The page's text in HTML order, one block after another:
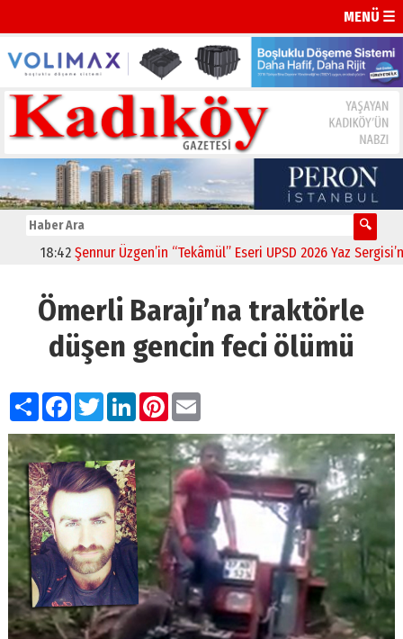
MENÜ ☰
18:42 Şennur Üzgen’in “Tekâmül” Eseri UPSD 2026 Yaz
Ömerli Barajı’na traktörle
düşen gencin feci ölümü
PaylaşFacebook
TwitterLinkedIn
Pinterest
Email